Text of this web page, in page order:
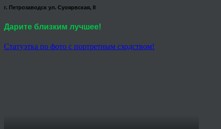
г. Петрозаводск ул. Суоярвская, 8
Дарите близким лучшее!
Статуэтка по фото с портретным сходством!